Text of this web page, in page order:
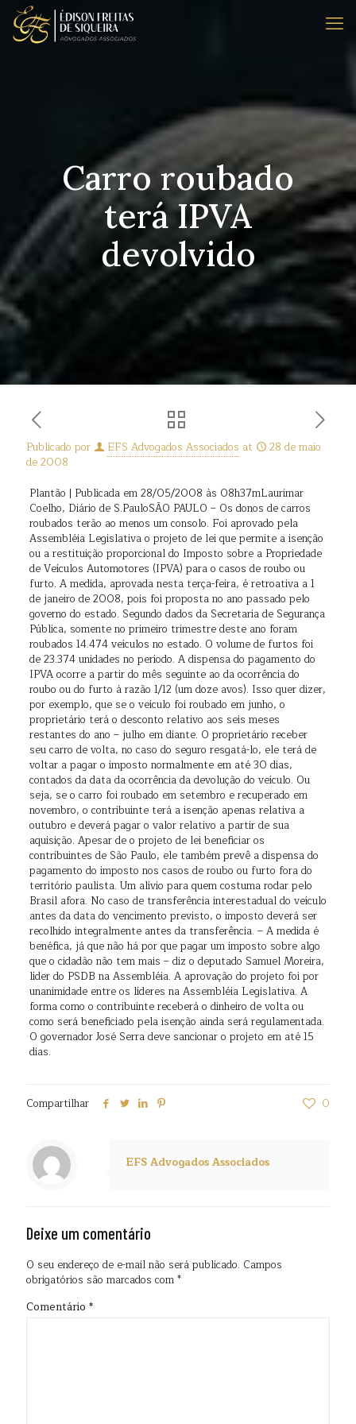
Carro roubado
terá IPVA
devolvido
Publicado por EFS Advogados Associados at
28 de maio
de 2008
Plantão | Publicada em 28/05/2008 às 08h37mLaurimar
Coelho, Diário de S.PauloSÃO PAULO – Os donos de carros
roubados terão ao menos um consolo. Foi aprovado pela
Assembléia Legislativa o projeto de lei que permite a isenção
ou a restituição proporcional do Imposto sobre a Propriedade
de Veículos Automotores (IPVA) para o casos de roubo ou
furto. A medida, aprovada nesta terça-feira, é retroativa a 1
de janeiro de 2008, pois foi proposta no ano passado pelo
governo do estado. Segundo dados da Secretaria de Segurança
Pública, somente no primeiro trimestre deste ano foram
roubados 14.474 veículos no estado. O volume de furtos foi
de 23.374 unidades no período. A dispensa do pagamento do
IPVA ocorre a partir do mês seguinte ao da ocorrência do
roubo ou do furto à razão 1/12 (um doze avos). Isso quer dizer,
por exemplo, que se o veículo foi roubado em junho, o
proprietário terá o desconto relativo aos seis meses
restantes do ano – julho em diante. O proprietário receber
seu carro de volta, no caso do seguro resgatá-lo, ele terá de
voltar a pagar o imposto normalmente em até 30 dias,
contados da data da ocorrência da devolução do veículo. Ou
seja, se o carro foi roubado em setembro e recuperado em
novembro, o contribuinte terá a isenção apenas relativa a
outubro e deverá pagar o valor relativo a partir de sua
aquisição. Apesar de o projeto de lei beneficiar os
contribuintes de São Paulo, ele também prevê a dispensa do
pagamento do imposto nos casos de roubo ou furto fora do
território paulista. Um alívio para quem costuma rodar pelo
Brasil afora. No caso de transferência interestadual do veículo
antes da data do vencimento previsto, o imposto deverá ser
recolhido integralmente antes da transferência. – A medida é
benéfica, já que não há por que pagar um imposto sobre algo
que o cidadão não tem mais – diz o deputado Samuel Moreira,
líder do PSDB na Assembléia. A aprovação do projeto foi por
unanimidade entre os líderes na Assembléia Legislativa. A
forma como o contribuinte receberá o dinheiro de volta ou
como será beneficiado pela isenção ainda será regulamentada.
O governador José Serra deve sancionar o projeto em até 15
dias.
Compartilhar 0
EFS Advogados Associados
Deixe um comentário
O seu endereço de e-mail não será publicado. Campos
obrigatórios são marcados com*
Comentário *